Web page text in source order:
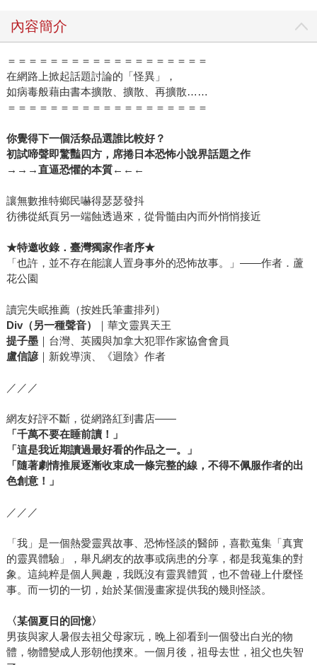
內容簡介
＝＝＝＝＝＝＝＝＝＝＝＝＝＝＝＝＝＝＝
在網路上掀起話題討論的「怪異」，
如病毒般藉由書本擴散、擴散、再擴散……
＝＝＝＝＝＝＝＝＝＝＝＝＝＝＝＝＝＝＝
你覺得下一個活祭品選誰比較好？
初試啼聲即驚豔四方，席捲日本恐怖小說界話題之作
→→→直逼恐懼的本質←←←
讓無數推特鄉民嚇得瑟瑟發抖
彷彿從紙頁另一端蝕透過來，從骨髓由內而外悄悄接近
★特邀收錄．臺灣獨家作者序★
「也許，並不存在能讓人置身事外的恐怖故事。」——作者．蘆
花公園
讀完失眠推薦（按姓氏筆畫排列）
Div（另一種聲音）
｜華文靈異天王
提子墨｜台灣、英國與加拿大犯罪作家協會會員
盧信諺｜新銳導演、《迴陰》作者
／／／
網友好評不斷，從網路紅到書店——
「千萬不要在睡前讀！」
「這是我近期讀過最好看的作品之一。」
「隨著劇情推展逐漸收束成一條完整的線，不得不佩服作者的出
色創意！」
／／／
「我」是一個熱愛靈異故事、恐怖怪談的醫師，喜歡蒐集「真實
的靈異體驗」，舉凡網友的故事或病患的分享，都是我蒐集的對
象。這純粹是個人興趣，我既沒有靈異體質，也不曾碰上什麼怪
事。而一切的一切，始於某個漫畫家提供我的幾則怪談。
〈某個夏日的回憶〉
男孩與家人暑假去祖父母家玩，晚上卻看到一個發出白光的物
體，物體變成人形朝他撲來。一個月後，祖母去世，祖父也失智